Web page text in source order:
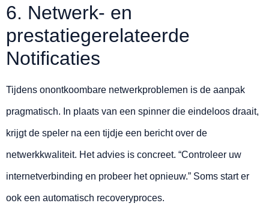
6. Netwerk- en
prestatiegerelateerde
Notificaties
Tijdens onontkoombare netwerkproblemen is de aanpak
pragmatisch. In plaats van een spinner die eindeloos draait,
krijgt de speler na een tijdje een bericht over de
netwerkkwaliteit. Het advies is concreet. “Controleer uw
internetverbinding en probeer het opnieuw.” Soms start er
ook een automatisch recoveryproces.